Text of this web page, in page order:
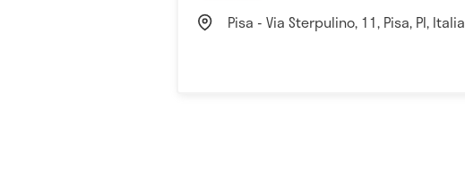
Pisa - Via Sterpulino, 11, Pisa, PI, Italia